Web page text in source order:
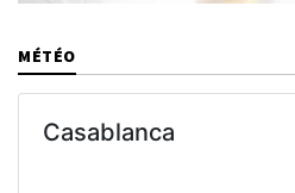
MÉTÉO
Casablanca